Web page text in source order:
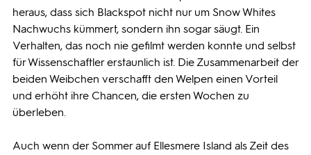
heraus, dass sich Blackspot nicht nur um Snow Whites
Nachwuchs kümmert, sondern ihn sogar säugt. Ein
Verhalten, das noch nie gefilmt werden konnte und selbst
für Wissenschaftler erstaunlich ist. Die Zusammenarbeit der
beiden Weibchen verschafft den Welpen einen Vorteil
und erhöht ihre Chancen, die ersten Wochen zu
überleben.
Auch wenn der Sommer auf Ellesmere Island als Zeit des